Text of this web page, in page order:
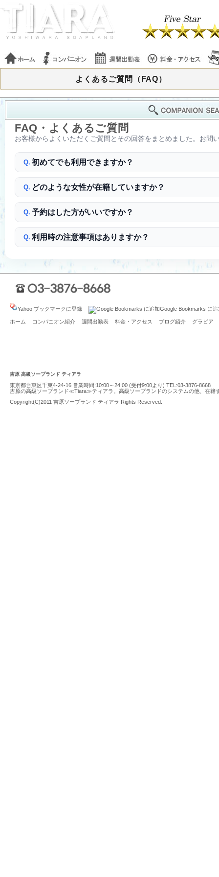
よくあるご質問（FAQ）
FAQ・よくあるご質問
お客様からよくいただくご質問とその回答をまとめました。お問
Q. 初めてでも利用できますか？
Q. どのような女性が在籍していますか？
Q. 予約はした方がいいですか？
Q. 利用時の注意事項はありますか？
Yahoo!ブックマークに登録 Google Bookmarks に追
ホーム コンパニオン紹介 週間出勤表 料金・アクセス ブログ紹介 グラビア
吉原 高級ソープランド ティアラ
東京都台東区千束4-24-16 営業時間:10:00～24:00 (受付9:00より) TEL:03-3876-8668
吉原の高級ソープランド≪Tiara≫ティアラ。高級ソープランドのシステムの他、在籍
Copyright(C)2011 吉原ソープランド ティアラ Rights Reserved.